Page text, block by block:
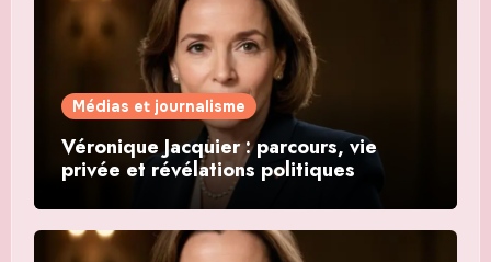
Médias et journalisme
Véronique Jacquier : parcours, vie
privée et révélations politiques